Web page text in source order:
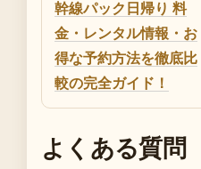
幹線パック日帰り 料
金・レンタル情報・お
得な予約方法を徹底比
較の完全ガイド！
よくある質問